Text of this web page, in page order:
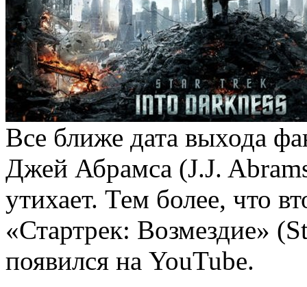
Все ближе дата выхода
Джей Абрамса (J.J.
утихает. Тем более, что
«Стартрек: Возмездие»
появился на YouTube.